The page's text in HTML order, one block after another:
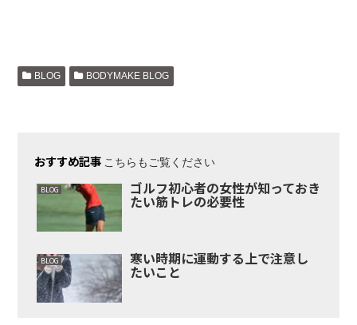
BLOG BODYMAKE BLOG
おすすめ記事 こちらもご覧ください
BLOG ゴルフ初心者の女性が知っておき
たい筋トレの必要性
BLOG 寒い時期に運動する上で注意し
たいこと